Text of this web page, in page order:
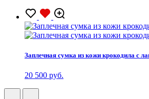
Заплечная сумка из кожи крокодила с
20 500 руб.